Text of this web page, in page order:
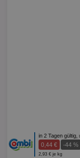
in 2 Tagen gültig,
0,44 € -44 %
2,93 € je kg